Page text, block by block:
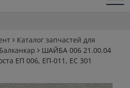
Balkancar
Каталог запчастей для
ШАЙБА 006 21.00.04
ЕП 006, ЕП-011, ЕС 301